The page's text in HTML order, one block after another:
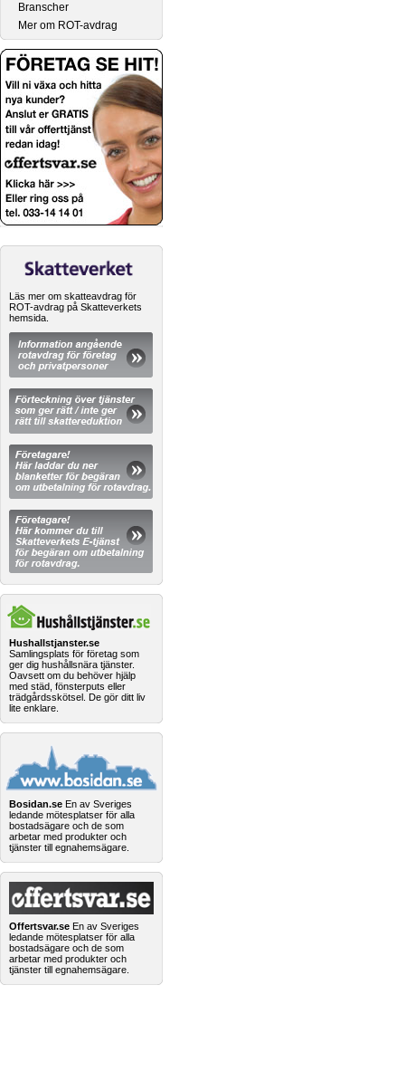
Branscher
Mer om ROT-avdrag
Läs mer om skatteavdrag för
ROT-avdrag på Skatteverkets
hemsida.
Hushallstjanster.se
Samlingsplats för företag som
ger dig hushållsnära tjänster.
Oavsett om du behöver hjälp
med städ, fönsterputs eller
trädgårdsskötsel. De gör ditt liv
lite enklare.
Bosidan.se En av Sveriges
ledande mötesplatser för alla
bostadsägare och de som
arbetar med produkter och
tjänster till egnahemsägare.
Offertsvar.se En av Sveriges
ledande mötesplatser för alla
bostadsägare och de som
arbetar med produkter och
tjänster till egnahemsägare.